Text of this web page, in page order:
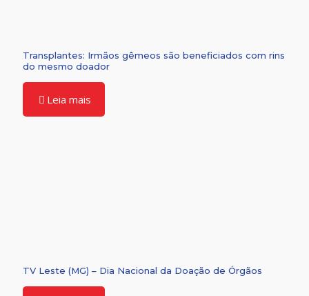
Transplantes: Irmãos gêmeos são beneficiados com rins
do mesmo doador
Leia mais
TV Leste (MG) – Dia Nacional da Doação de Órgãos